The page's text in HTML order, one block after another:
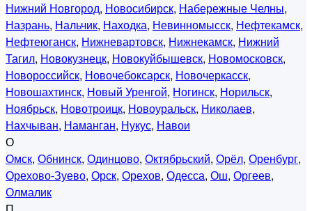
Нижний Новгород, Новосибирск, Набережные Челны,
Назрань, Нальчик, Находка, Невинномысск, Нефтекамск,
Нефтеюганск, Нижневартовск, Нижнекамск, Нижний
Тагил, Новокузнецк, Новокуйбышевск, Новомосковск,
Новороссийск, Новочебоксарск, Новочеркасск,
Новошахтинск, Новый Уренгой, Ногинск, Норильск,
Ноябрьск, Новотроицк, Новоуральск, Николаев,
Нахчыван, Наманган, Нукус, Навои
О
Омск, Обнинск, Одинцово, Октябрьский, Орёл, Оренбург,
Орехово-Зуево, Орск, Орехов, Одесса, Ош, Оргеев,
Олмалик